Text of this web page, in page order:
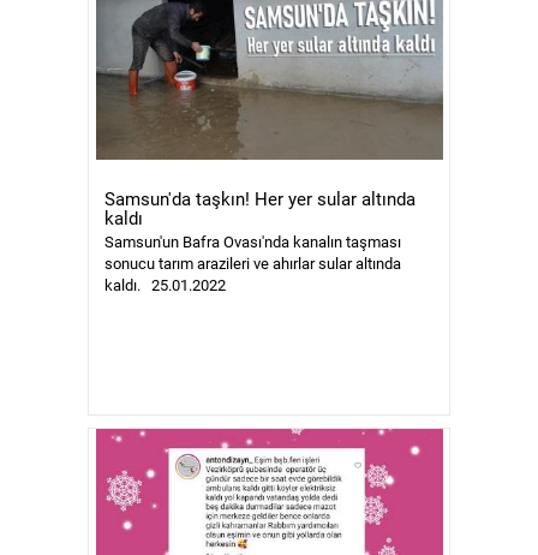
Samsun'da taşkın! Her yer sular altında
kaldı
Samsun'un Bafra Ovası'nda kanalın taşması
sonucu tarım arazileri ve ahırlar sular altında
kaldı. 25.01.2022